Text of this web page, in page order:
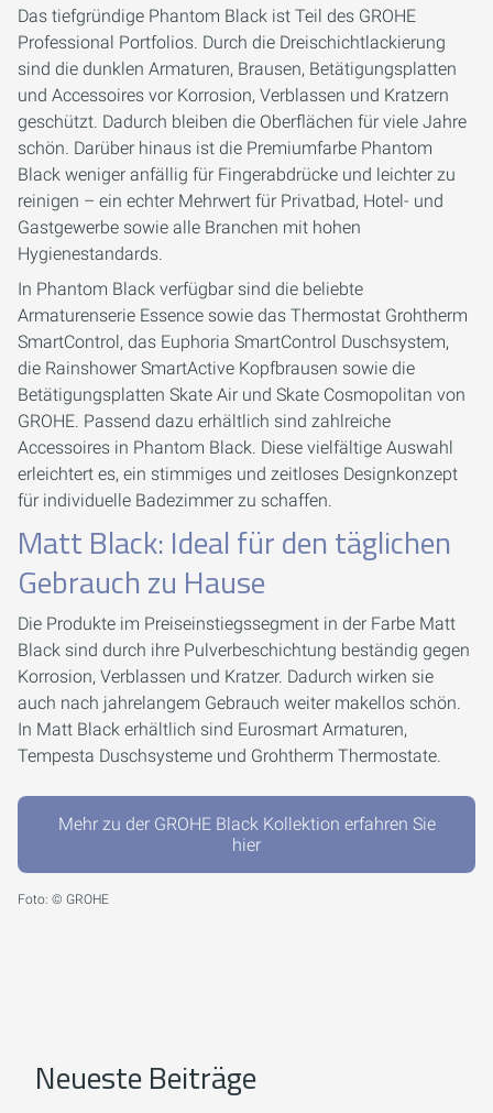
Das tiefgründige Phantom Black ist Teil des GROHE
Professional Portfolios. Durch die Dreischichtlackierung
sind die dunklen Armaturen, Brausen, Betätigungsplatten
und Accessoires vor Korrosion, Verblassen und Kratzern
geschützt. Dadurch bleiben die Oberflächen für viele Jahre
schön. Darüber hinaus ist die Premiumfarbe Phantom
Black weniger anfällig für Fingerabdrücke und leichter zu
reinigen – ein echter Mehrwert für Privatbad, Hotel- und
Gastgewerbe sowie alle Branchen mit hohen
Hygienestandards.
In Phantom Black verfügbar sind die beliebte
Armaturenserie Essence sowie das Thermostat Grohtherm
SmartControl, das Euphoria SmartControl Duschsystem,
die Rainshower SmartActive Kopfbrausen sowie die
Betätigungsplatten Skate Air und Skate Cosmopolitan von
GROHE. Passend dazu erhältlich sind zahlreiche
Accessoires in Phantom Black. Diese vielfältige Auswahl
erleichtert es, ein stimmiges und zeitloses Designkonzept
für individuelle Badezimmer zu schaffen.
Matt Black: Ideal für den täglichen
Gebrauch zu Hause
Die Produkte im Preiseinstiegssegment in der Farbe Matt
Black sind durch ihre Pulverbeschichtung beständig gegen
Korrosion, Verblassen und Kratzer. Dadurch wirken sie
auch nach jahrelangem Gebrauch weiter makellos schön.
In Matt Black erhältlich sind Eurosmart Armaturen,
Tempesta Duschsysteme und Grohtherm Thermostate.
Mehr zu der GROHE Black Kollektion erfahren Sie
hier
Foto: © GROHE
Neueste Beiträge